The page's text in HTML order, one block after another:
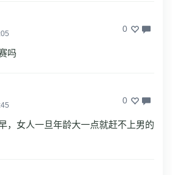
0
吗
0
，女人一旦年龄大一点就赶不上男的